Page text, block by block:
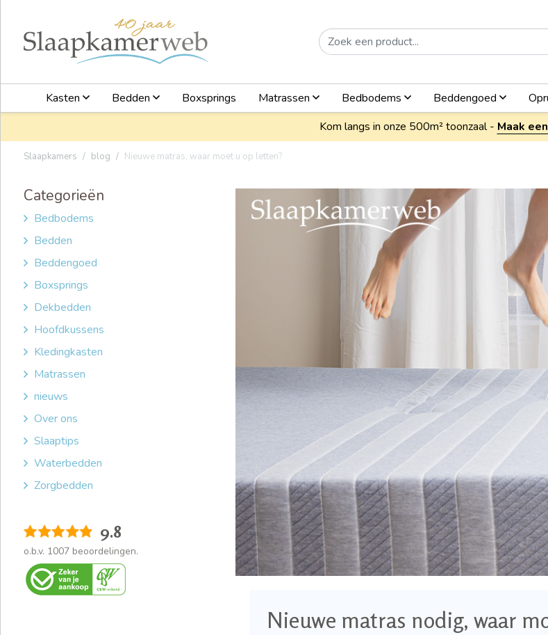
Kasten Bedden Boxsprings Matrassen Bedbodems Beddengoed
Kom langs in onze 500m² toonzaal - Maak
Slaapkamers blog Nieuwe matras, waar moet u op letten?
Categorieën
Bedbodems
Bedden
Beddengoed
Boxsprings
Dekbedden
Hoofdkussens
Kledingkasten
Matrassen
nieuws
Over ons
Slaaptips
Waterbedden
Zorgbedden
9.8
o.b.v. 1007 beoordelingen.
Nieuwe matras nodig, waar